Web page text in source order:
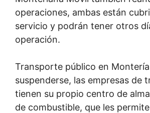
operaciones, ambas están
servicio y podrán tener otros
operación.
Transporte público en
suspenderse, las empresas de
tienen su propio centro de
de combustible, que les